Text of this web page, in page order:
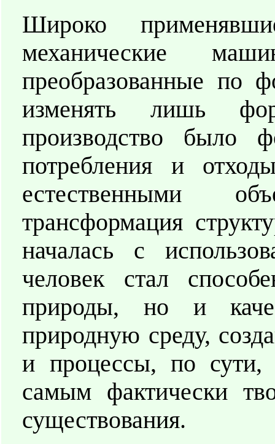
Широко
механические
преобразованные по
изменять лишь
производство было
потребления и
естественными
трансформация
началась с
человек стал
природы, но и
природную среду,
и процессы, по сути,
самым фактически
существования.